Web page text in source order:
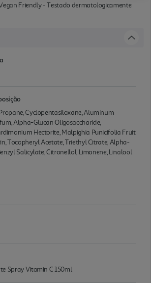
Friendly - Testado dermatologicamente
Cyclopentasiloxane, Aluminum
Alpha-Glucan Oligosaccharide,
Hectorite, Malpighia Punicifolia Fruit
Tocopheryl Acetate, Triethyl Citrate, Alpha-
Salicylate, Citronellol, Limonene, Linalool
Spray Vitamin C 150ml